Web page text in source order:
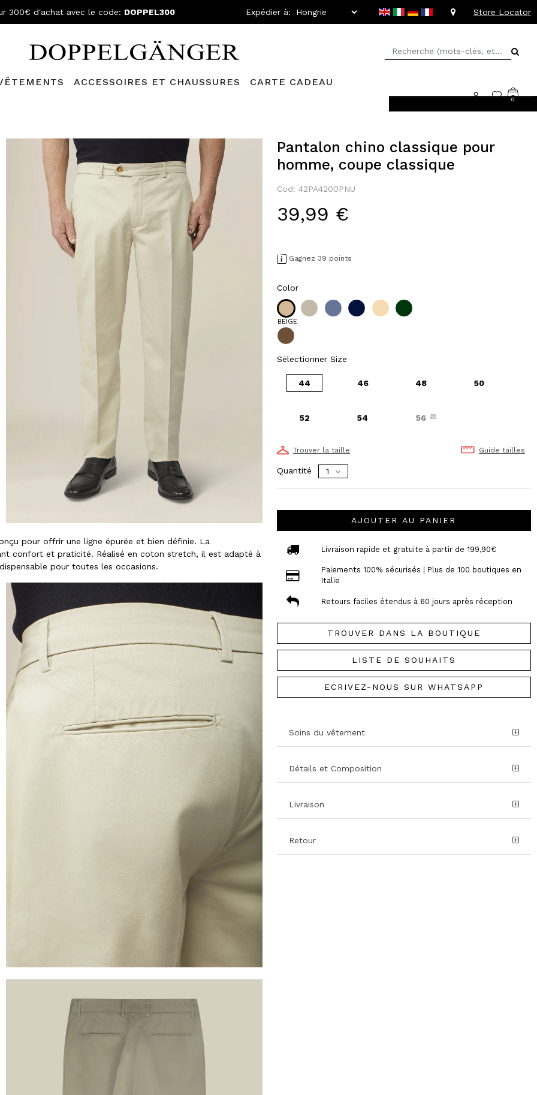
300€ d'achat avec le code: DOPPEL300 Expédier à: Store Locator
ACCESSOIRES ET CHAUSSURES CARTE CADEAU
0
pour offrir une ligne épurée et bien définie. La
confort et praticité. Réalisé en coton stretch, il est adapté à
pour toutes les occasions.
Pantalon chino classique pour
homme, coupe classique
Cod: 42PA4200PNU
39,99 €
Gagnez 39 points
Color
BEIGE
Sélectionner Size
44 46 48 50
52 54 56
Trouver la taille Guide tailles
Quantité
AJOUTER AU PANIER
Livraison rapide et gratuite à partir de 199,90€
Paiements 100% sécurisés | Plus de 100 boutiques en
Italie
Retours faciles étendus à 60 jours après réception
TROUVER DANS LA BOUTIQUE
LISTE DE SOUHAITS
ECRIVEZ-NOUS SUR WHATSAPP
Soins du vêtement
Détails et Composition
Livraison
Retour